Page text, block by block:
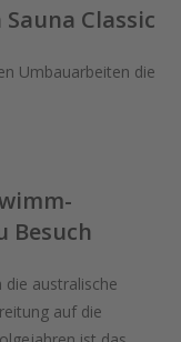
Classic
Umbauarbeiten die
Besuch
die australische
auf die